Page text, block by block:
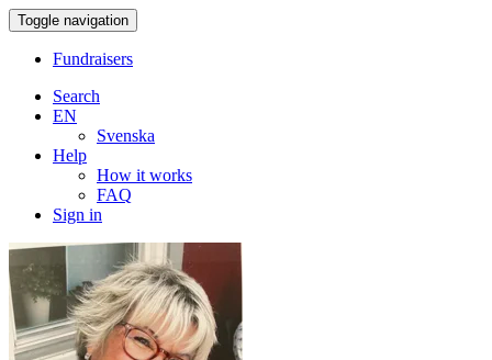
Toggle navigation
Fundraisers
Search
EN
Svenska
Help
How it works
FAQ
Sign in